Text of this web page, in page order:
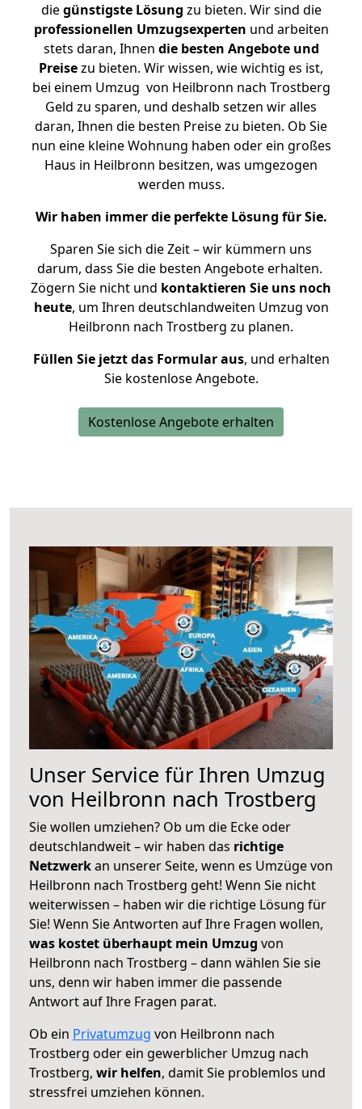
diegünstigste Lösung zu bieten. Wir sind die
professionellen Umzugsexperten und arbeiten
stets daran, Ihnen die besten Angebote und
Preisezu bieten. Wir wissen, wie wichtig es ist,
bei einem Umzug von Heilbronn nach Trostberg
Geld zu sparen, und deshalb setzen wir alles
daran, Ihnen die besten Preise zu bieten. Ob Sie
nun eine kleine Wohnung haben oder ein großes
Haus in Heilbronn besitzen, was umgezogen
werden muss.
Wir haben immer die perfekte Lösung für Sie.
Sparen Sie sich die Zeit – wir kümmern uns
darum, dass Sie die besten Angebote erhalten.
Zögern Sie nicht und kontaktieren Sie uns noch
heute, um Ihren deutschlandweiten Umzug von
Heilbronn nach Trostberg zu planen.
Füllen Sie jetzt das Formular aus, und erhalten
Sie kostenlose Angebote.
Kostenlose Angebote erhalten
Unser Service für Ihren Umzug
von Heilbronn nach Trostberg
Sie wollen umziehen? Ob um die Ecke oder
deutschlandweit – wir haben das richtige
Netzwerkan unserer Seite, wenn es Umzüge von
Heilbronn nach Trostberg geht! Wenn Sie nicht
weiterwissen – haben wir die richtige Lösung für
Sie! Wenn Sie Antworten auf Ihre Fragen wollen,
was kostet überhaupt mein Umzug von
Heilbronn nach Trostberg – dann wählen Sie sie
uns, denn wir haben immer die passende
Antwort auf Ihre Fragen parat.
Ob ein Privatumzug von Heilbronn nach
Trostberg oder ein gewerblicher Umzug nach
Trostberg, wir helfen, damit Sie problemlos und
stressfrei umziehen können.